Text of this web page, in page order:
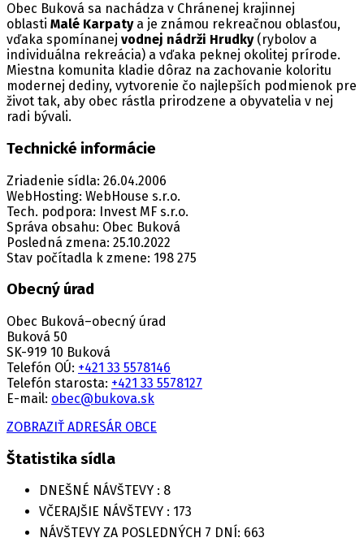
Obec Buková sa nachádza v Chránenej krajinnej
oblasti Malé Karpatya je známou rekreačnou oblasťou,
vďaka spomínanej vodnej nádrži Hrudky(rybolov a
individuálna rekreácia) a vďaka peknej okolitej prírode.
Miestna komunita kladie dôraz na zachovanie koloritu
modernej dediny, vytvorenie čo najlepších podmienok pre
život tak, aby obec rástla prirodzene a obyvatelia v nej
radi bývali.
Technické informácie
Zriadenie sídla: 26.04.2006
WebHosting: WebHouse s.r.o.
Tech. podpora: Invest MF s.r.o.
Správa obsahu: Obec Buková
Posledná zmena: 25.10.2022
Stav počítadla k zmene: 198 275
Obecný úrad
Obec Buková–obecný úrad
Buková 50
SK-919 10 Buková
Telefón OÚ: +421 33 5578146
Telefón starosta: +421 33 5578127
E-mail: obec@bukova.sk
ZOBRAZIŤ ADRESÁR OBCE
Štatistika sídla
DNEŠNÉ NÁVŠTEVY : 8
VČERAJŠIE NÁVŠTEVY : 173
NÁVŠTEVY ZA POSLEDNÝCH 7 DNÍ: 663